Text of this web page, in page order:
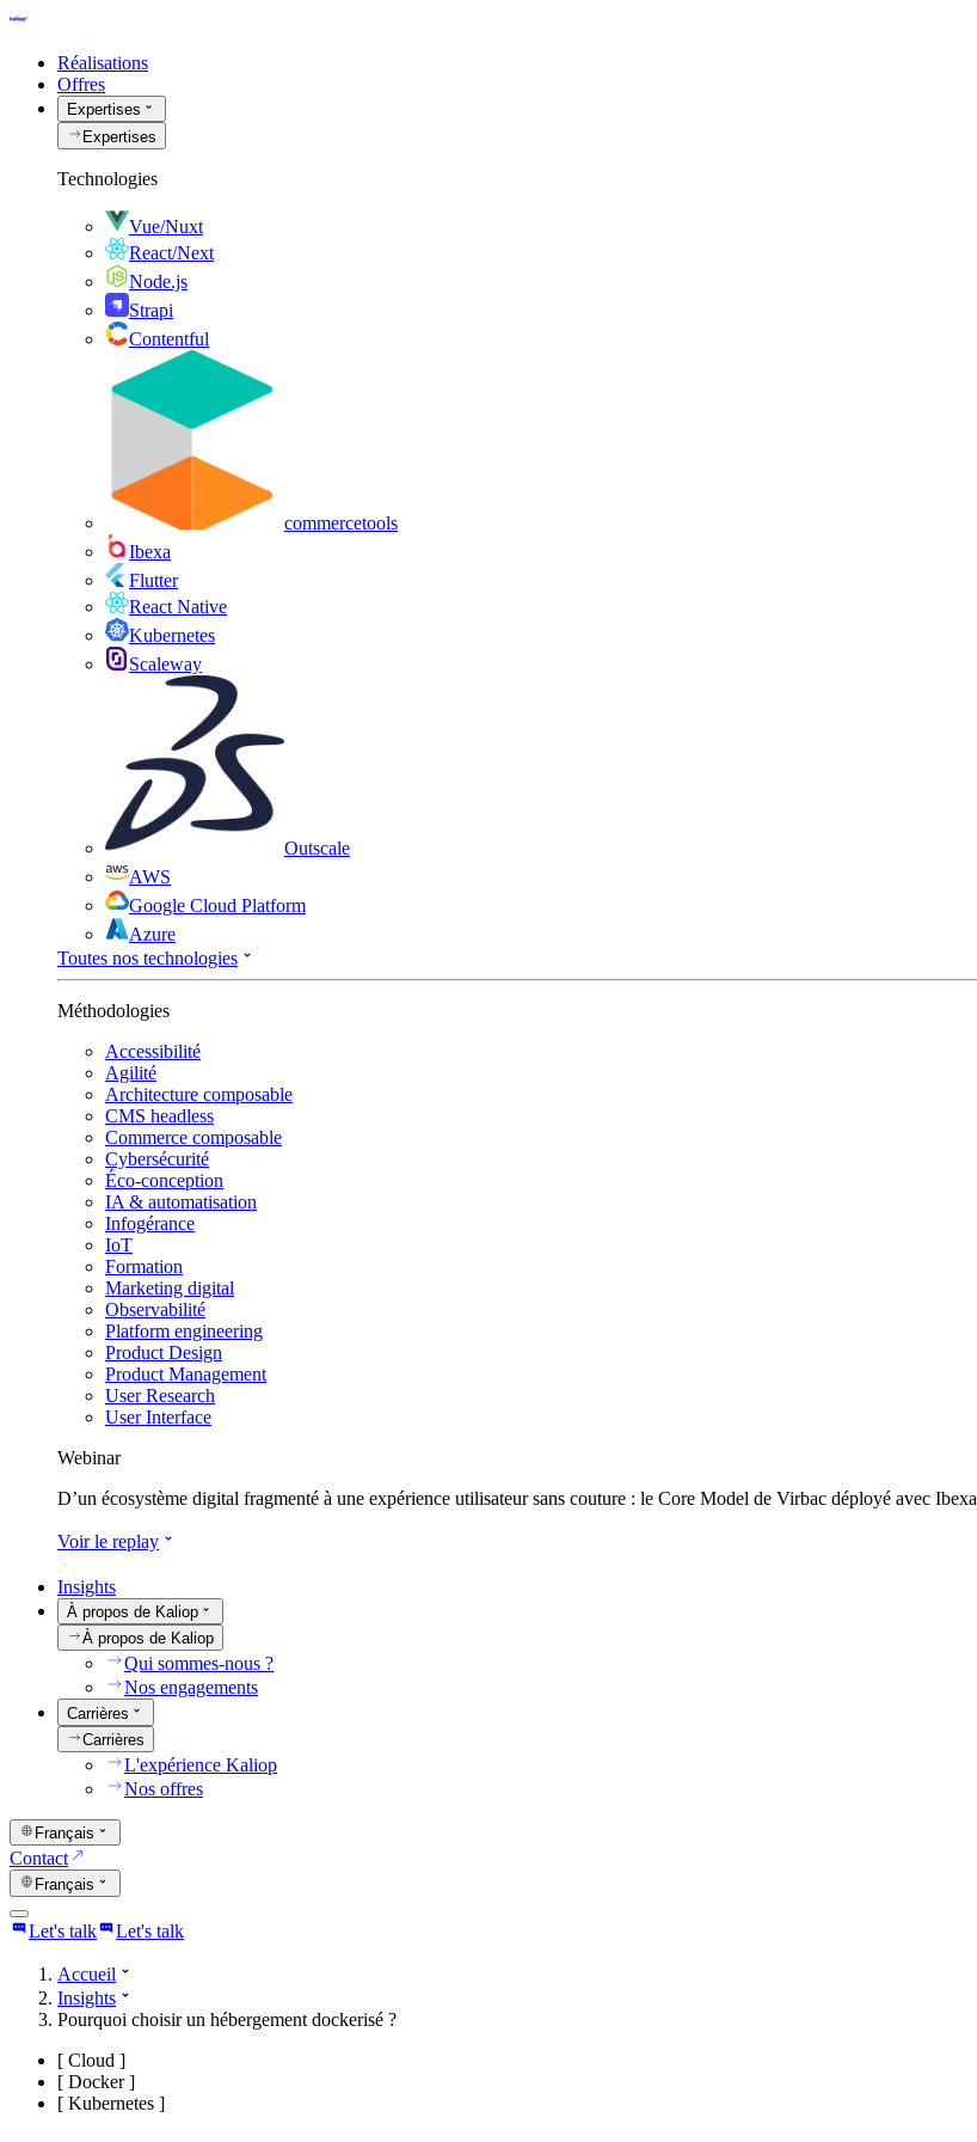
Réalisations
Offres
Expertises
Expertises
Technologies
Vue/Nuxt
React/Next
Node.js
Strapi
Contentful
commercetools
Ibexa
Flutter
React Native
Kubernetes
Scaleway
Outscale
AWS
Google Cloud Platform
Azure
Toutes nos technologies
Méthodologies
Accessibilité
Agilité
Architecture composable
CMS headless
Commerce composable
Cybersécurité
Éco-conception
IA & automatisation
Infogérance
IoT
Formation
Marketing digital
Observabilité
Platform engineering
Product Design
Product Management
User Research
User Interface
Webinar
D’un écosystème digital fragmenté à une expérience utilisateur sans couture : le Core Model de Virbac déployé avec Ibexa
Voir le replay
Insights
À propos de Kaliop
À propos de Kaliop
Qui sommes-nous ?
Nos engagements
Carrières
Carrières
L'expérience Kaliop
Nos offres
Français
Contact
Français
Let's talk Let's talk
Accueil
Insights
Pourquoi choisir un hébergement dockerisé ?
[ Cloud ]
[ Docker]
[ Kubernetes ]